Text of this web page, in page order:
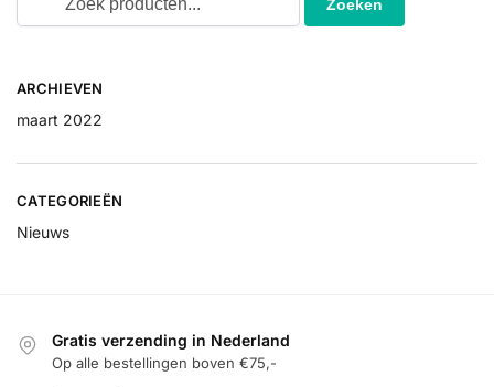
ARCHIEVEN
maart 2022
CATEGORIEËN
Nieuws
Gratis verzending in Nederland
Op alle bestellingen boven €75,-